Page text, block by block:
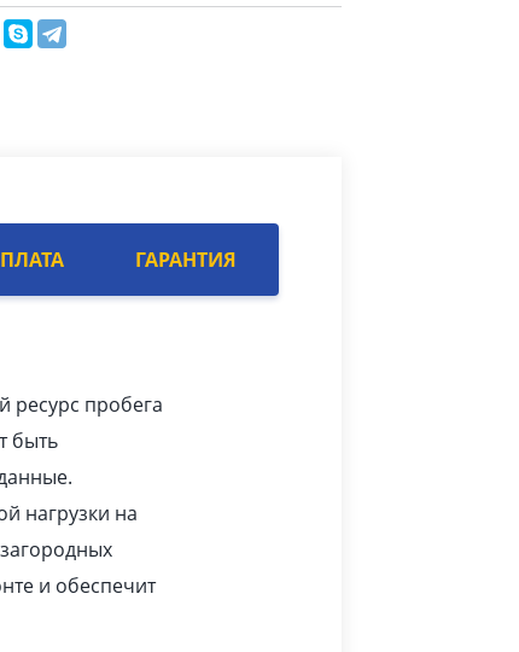
ГАРАНТИЯ
ресурс пробега
быть
нагрузки на
и обеспечит